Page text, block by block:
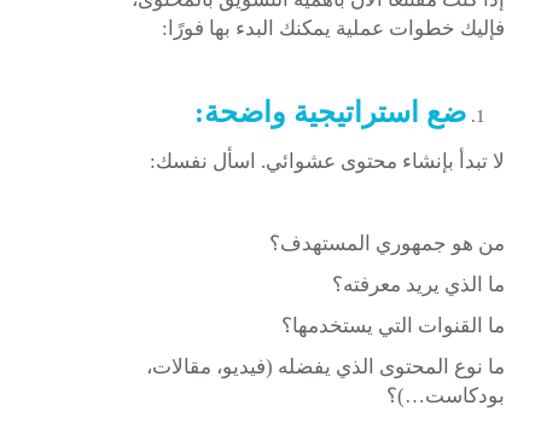
فإليك خطوات عملية يمكنك البدء بها فورًا:
ضع استراتيجية واضحة:
لا تبدأ بإنشاء محتوى عشوائي. اسأل نفسك:
من هو جمهوري المستهدف؟
ما الذي يريد معرفته؟
ما القنوات التي يستخدمها؟
ما نوع المحتوى الذي يفضله (فيديو، مقالات،
بودكاست…)؟